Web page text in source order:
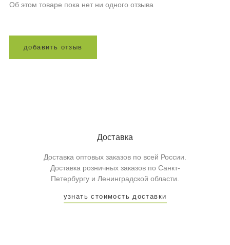
Об этом товаре пока нет ни одного отзыва
добавит ь отз ыв
Доставка
Доставка оптовых заказов по всей России.
Доставка розничных заказов по Санкт-
Петербургу и Ленинградской области.
узнать стоимость доставки